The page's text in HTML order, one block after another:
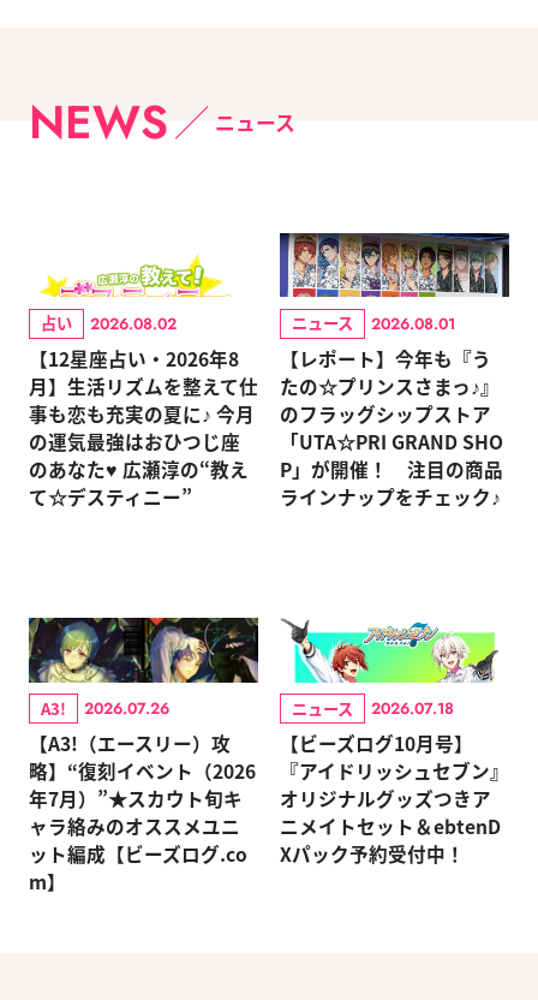
NEWS ニュース
占い 2026.08.02
【12星座占い・2026年8
月】生活リズムを整えて仕
事も恋も充実の夏に♪ 今月
の運気最強はおひつじ座
のあなた♥ 広瀬淳の“教え
て☆デスティニー”
ニュース 2026.08.01
【レポート】今年も『う
たの☆プリンスさまっ♪』
のフラッグシップストア
「UTA☆PRI GRAND SHO
P」が開催！ 注目の商品
ラインナップをチェック♪
A3! 2026.07.26
【A3!（エースリー）攻
略】“復刻イベント（2026
年7月）”★スカウト旬キ
ャラ絡みのオススメユニ
ット編成【ビーズログ.co
m】
ニュース 2026.07.18
【ビーズログ10月号】
『アイドリッシュセブン』
オリジナルグッズつきア
ニメイトセット＆ebtenD
Xパック予約受付中！